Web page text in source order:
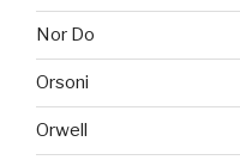
Nor Do
Orsoni
Orwell